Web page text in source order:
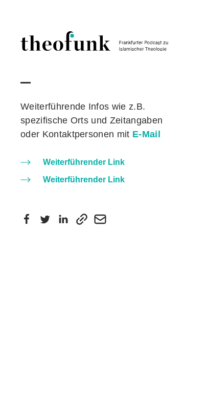
Weiterführende Infos wie z.B.
spezifische Orts und Zeitangaben
oder Kontaktpersonen mit E-Mail
Weiterführender Link
Weiterführender Link